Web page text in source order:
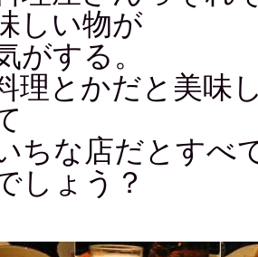
しい物が
がする。
理とかだと美味
ちな店だとすべ
しょう？